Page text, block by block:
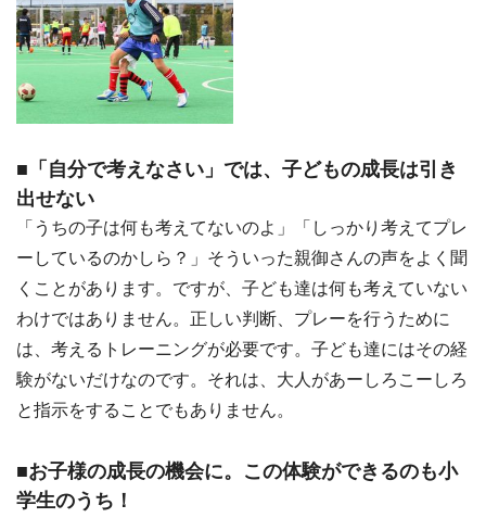
■「自分で考えなさい」では、子どもの成長は引き
出せない
「うちの子は何も考えてないのよ」「しっかり考えてプレ
ーしているのかしら？」そういった親御さんの声をよく聞
くことがあります。ですが、子ども達は何も考えていない
わけではありません。正しい判断、プレーを行うために
は、考えるトレーニングが必要です。子ども達にはその経
験がないだけなのです。それは、大人があーしろこーしろ
と指示をすることでもありません。
■お子様の成長の機会に。この体験ができるのも小
学生のうち！